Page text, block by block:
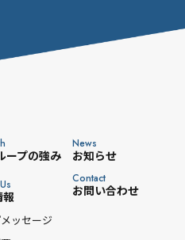
ープの強み
報
ッセージ
News
お知らせ
Contact
お問い合わせ